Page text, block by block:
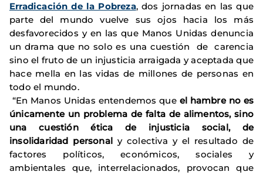
Erradicación de la Pobreza, dos jornadas en las que
parte del mundo vuelve sus ojos hacia los más
desfavorecidos y en las que Manos Unidas denuncia
un drama que no solo es una cuestión de carencia
sino el fruto de un injusticia arraigada y aceptada que
hace mella en las vidas de millones de personas en
todo el mundo.
“En Manos Unidas entendemos que el hambre no es
únicamente un problema de falta de alimentos, sino
una cuestión ética de injusticia social, de
insolidaridad personal y colectiva y el resultado de
factores políticos, económicos, sociales y
ambientales que, interrelacionados, provocan que